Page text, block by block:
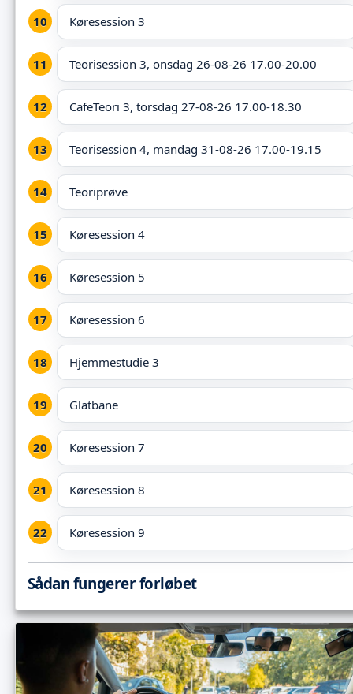
Køresession 3
Teorisession 3, onsdag 26-08-26 17.00-20.00
CafeTeori 3, torsdag 27-08-26 17.00-18.30
Teorisession 4, mandag 31-08-26 17.00-19.15
Teoriprøve
Køresession 4
Køresession 5
Køresession 6
Hjemmestudie 3
Glatbane
Køresession 7
Køresession 8
Køresession 9
Sådan fungerer forløbet